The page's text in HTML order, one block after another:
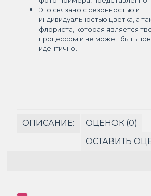
Это связано с сезонностью и
индивидуальностью цветка, а
флориста, которая является
процессом и не может быть
идентично.
ОПИСАНИЕ:
ОЦЕНОК (0)
ОСТАВИТЬ